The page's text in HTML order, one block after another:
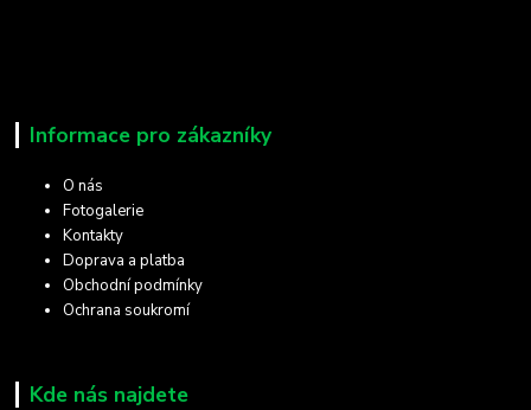
Informace pro zákazníky
O nás
Fotogalerie
Kontakty
Doprava a platba
Obchodní podmínky
Ochrana soukromí
Kde nás najdete